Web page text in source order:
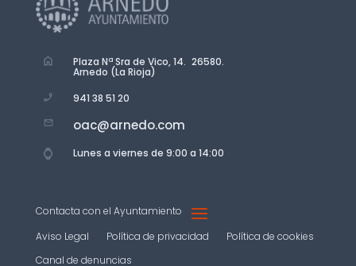
Plaza Nª Sra de Vico, 14. 26580.
Arnedo (La Rioja)
941 38 51 20
oac@arnedo.com
Lunes a viernes de 9:00 a 14:00
Contacta con el Ayuntamiento
Aviso Legal
Política de privacidad
Política de cookies
Canal de denuncias